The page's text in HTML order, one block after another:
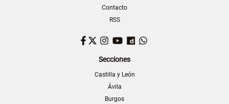
Contacto
RSS
Facebook
TwitterInstagram
YouTubeDailymotion
Secciones
Castilla y León
Ávila
Burgos